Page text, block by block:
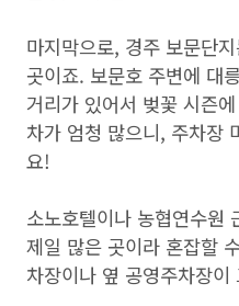
마지막으로, 경주 보문단
곳이죠. 보문호 주변에 대
거리가 있어서 벚꽃 시즌
차가 엄청 많으니, 주차장
요!
소노호텔이나 농협연수원
제일 많은 곳이라 혼잡할
차장이나 옆 공영주차장